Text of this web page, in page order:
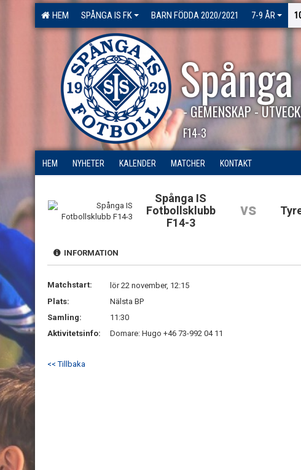
HEM SPÅNGA IS FK BARN FÖDDA 2020/2021 7-9 ÅR
- GEMENSKAP -
F14-3
HEM NYHETER KALENDER MATCHER KONTAKT
Spånga IS
Fotbollsklubb
F14-3
vs
INFORMATION
Matchstart:
lör 22 november, 12:15
Plats:
Nälsta BP
Samling:
11:30
Aktivitetsinfo:
Domare: Hugo +46 73-992 04 11
<< Tillbaka